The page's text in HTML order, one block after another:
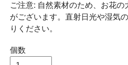
ご注意: 自然素材のため、お花
がございます。直射日光や湿気
りください。
個数